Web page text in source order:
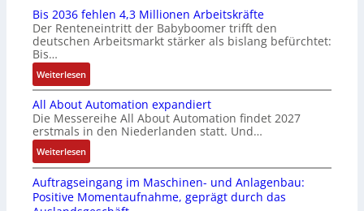
u
n
e
s
t
ä
i
g
t
R
s
e
l
e
n
t
e
i
t
S
p
e
I
n
t
e
r
a
t
i
o
n
v
n
f
a
c
h
e
S
e
n
s
o
r
-
Bis 2036 fehlen 4,3 Millionen Arbeitskräfte
Der Renteneintritt der Babyboomer trifft den
deutschen Arbeitsmarkt stärker als bislang befürchtet:
Bis…
Weiterlesen:
B
i
s
2
0
3
6
f
All About Automation expandiert
Die Messereihe All About Automation findet 2027
erstmals in den Niederlanden statt. Und…
Weiterlesen:
A
l
l
Auftragseingang im Maschinen- und Anlagenbau:
Positive Momentaufnahme, geprägt durch das